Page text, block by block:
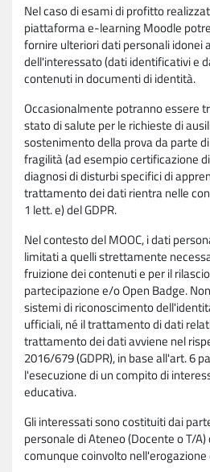
Nel caso di esami di profitto
piattaforma e-learning Moodle
fornire ulteriori dati personali idonei
dell'interessato (dati identificativi e
contenuti in documenti di identità.
Occasionalmente potranno essere
stato di salute per le richieste di
sostenimento della prova da parte
fragilità (ad esempio certificazione
diagnosi di disturbi specifici di
trattamento dei dati rientra nelle
1 lett. e) del GDPR.
Nel contesto del MOOC, i dati
limitati a quelli strettamente
fruizione dei contenuti e per il
partecipazione e/o Open Badge.
sistemi di riconoscimento
ufficiali, né il trattamento di dati
trattamento dei dati avviene nel
2016/679 (GDPR), in base all'art. 6
l'esecuzione di un compito di
educativa.
Gli interessati sono costituiti dai
personale di Ateneo (Docente o T/
comunque coinvolto